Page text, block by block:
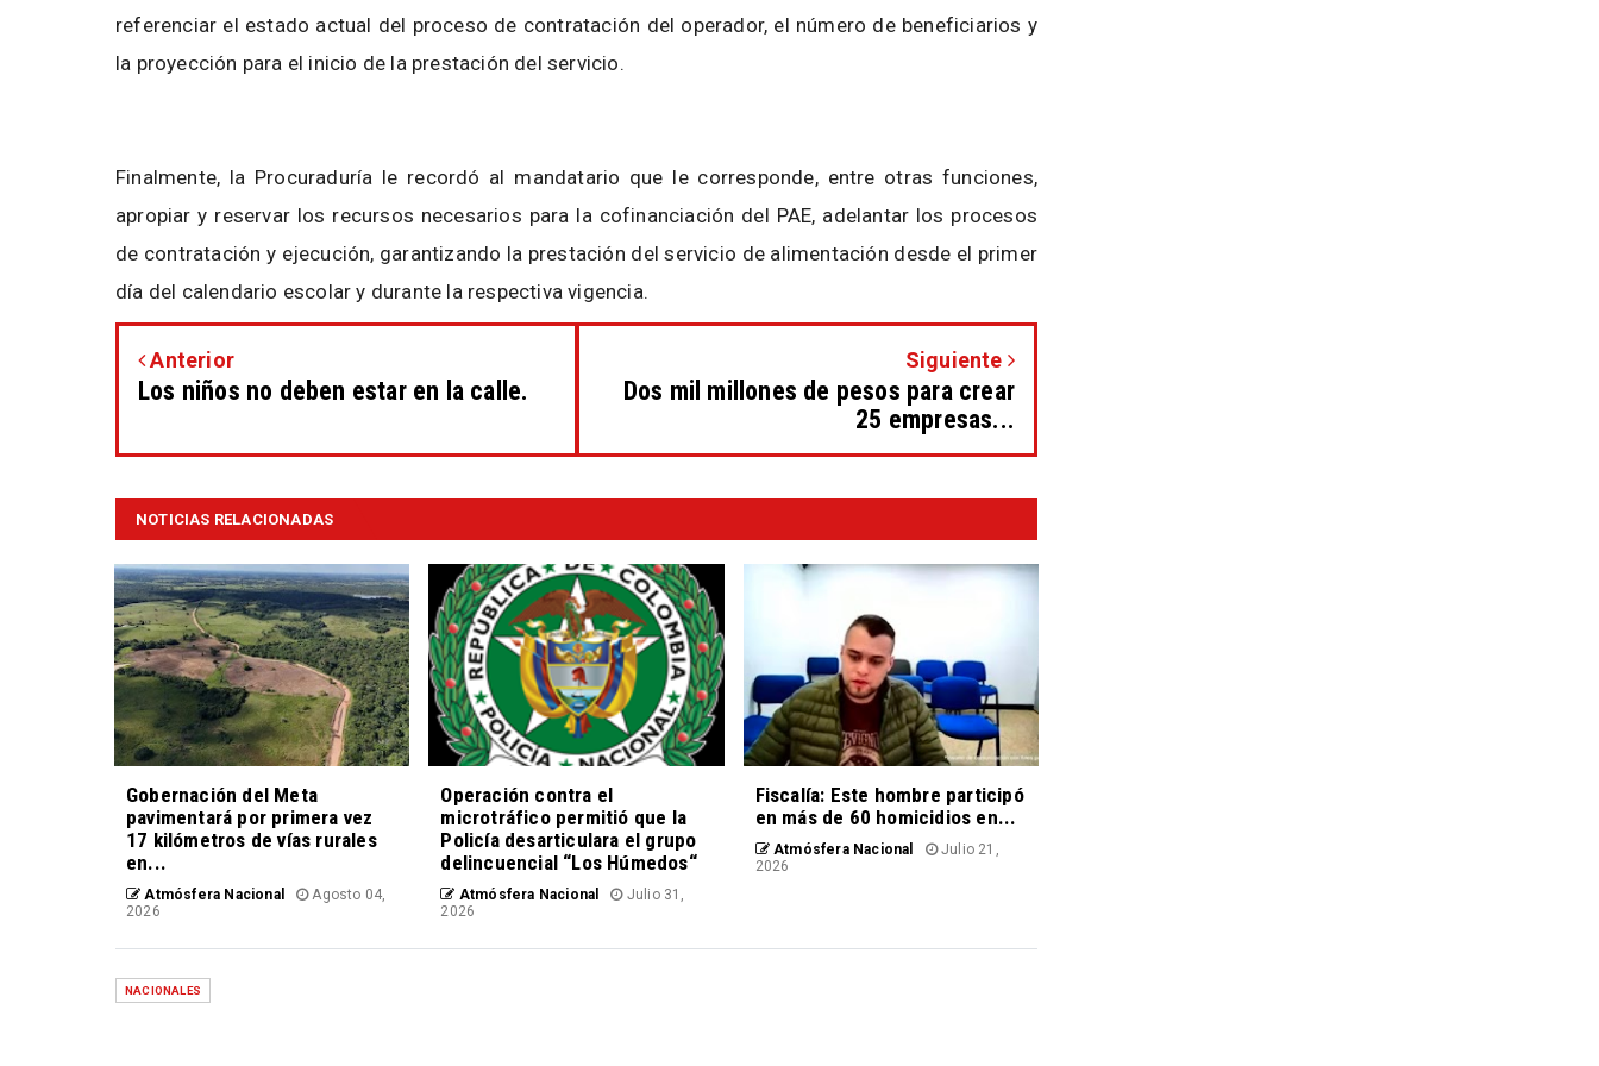
referenciar el estado actual del proceso de contratación del operador, el número de beneficiarios y
la proyección para el inicio de la prestación del servicio.
Finalmente, la Procuraduría le recordó al mandatario que le corresponde, entre otras funciones,
apropiar y reservar los recursos necesarios para la cofinanciación del PAE, adelantar los procesos
de contratación y ejecución, garantizando la prestación del servicio de alimentación desde el primer
día del calendario escolar y durante la respectiva vigencia.
Anterior
Los niños no deben estar en la calle.
Siguiente
Dos mil millones de pesos para crear
25 empresas...
NOTICIAS RELACIONADAS
Gobernación del Meta
pavimentará por primera vez
17 kilómetros de vías rurales
en...
Atmósfera Nacional
Agosto 04,
2026
Operación contra el
microtráfico permitió que la
Policía desarticulara el grupo
delincuencial “Los Húmedos“
Atmósfera Nacional
Julio 31,
2026
Fiscalía: Este hombre participó
en más de 60 homicidios en...
Atmósfera Nacional
Julio 21,
2026
NACIONALES